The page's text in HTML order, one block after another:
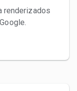
renderizados